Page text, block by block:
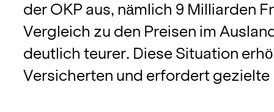
der OKP aus, nämlich 9 Milliarden
Vergleich zu den Preisen im
deutlich teurer. Diese Situation
Versicherten und erfordert gezielte